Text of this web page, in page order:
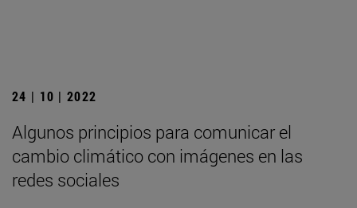
24 | 10 | 2022
Algunos principios para comunicar el
cambio climático con imágenes en las
redes sociales